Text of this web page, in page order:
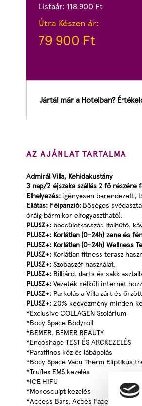
Listaár: 118 900 Ft
Útra Készen ár:
79 900 Ft
Jártál már a Hotelban?
AZ AJÁNLAT TARTALMA
Admirál Villa, Kehidakustány
3 nap/2 éjszaka szállás 2 fő részére
Elhelyezés: igényesen berendezett,
Ellátás: Félpanzió: Bőséges
óráig bármikor elfogyasztható).
PLUSZ+: becsületkasszás italhűtő,
PLUSZ+: Korlátlan (0-24h) zene és
PLUSZ+: Korlátlan (0-24h) Wellness
PLUSZ+: Korlátlan fitness terasz
PLUSZ+: Szobaszéf használat.
PLUSZ+: Billiárd, darts és sakk
PLUSZ+: Vezeték nélküli internet
PLUSZ+: Parkolás a Villa zárt és
PLUSZ+: 20% kedvezmény minden
*Exclusive COLLAGEN Szolárium
*Body Space Bodyroll
*BEMER, BEMER BEAUTY
*Endoshape TEST ÉS ARCKEZELÉS
*Paraffinos kéz és lábápolás
*Body Space Vacu Therm Eliptikus
*Truflex EMS kezelés
*ICE HIFU
*Monosculpt kezelés
*Access Bars, Acces Facelift